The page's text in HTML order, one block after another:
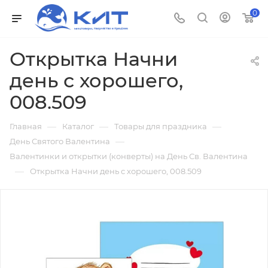
0
Открытка Начни
день с хорошего,
008.509
Главная — Каталог — Товары для праздника —
День Святого Валентина —
Валентинки и открытки (конверты) на День Св. Валентина
— Открытка Начни день с хорошего, 008.509